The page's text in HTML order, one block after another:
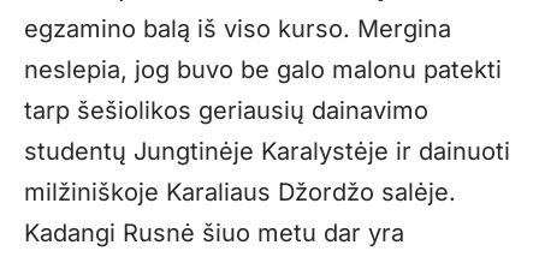
egzamino balą iš viso kurso. Mergina
neslepia, jog buvo be galo malonu patekti
tarp šešiolikos geriausių dainavimo
studentų Jungtinėje Karalystėje ir dainuoti
milžiniškoje Karaliaus Džordžo salėje.
Kadangi Rusnė šiuo metu dar yra